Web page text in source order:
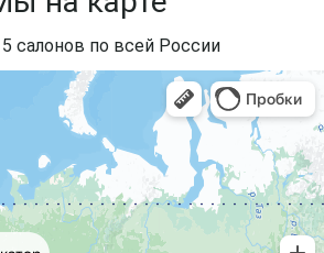
салонов по всей России